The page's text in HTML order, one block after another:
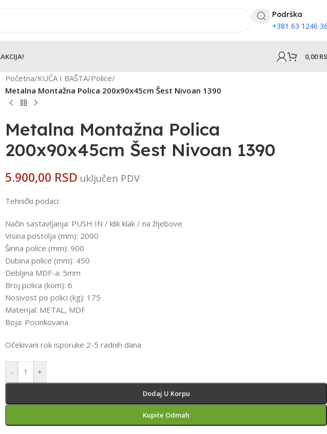
Podrška
+381 63 1246
AKCIJA! 0,00
Početna/KUĆA I BAŠTA/Police/
Metalna Montažna Polica 200x90x45cm Šest Nivoan 1390
Metalna Montažna Polica
200x90x45cm Šest Nivoan 1390
5.900,00 RSD uključen PDV
Tehnički podaci:
Način sastavljanja: PUSH IN / klik klak / na žljebove
Visina postolja (mm): 2000
Širina police (mm): 900
Dubina police (mm): 450
Debljina MDF-a: 5mm
Broj polica (kom): 6
Nosivost po polici (kg): 175
Materijal: METAL, MDF
Boja: Pocinkovana
Očekivani rok isporuke 2-5 radnih dana
- +
Dodaj U Korpu
Kupite Odmah